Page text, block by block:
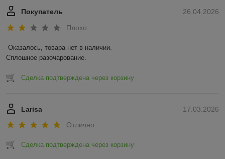
26.04.2026
Покупатель
Плохо
Оказалось, товара нет в наличии.
Сплошное разочарование.
Сделка подтверждена через корзину
17.03.2026
Larisa
Отлично
Сделка подтверждена через корзину